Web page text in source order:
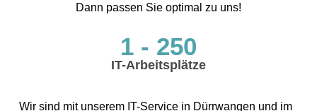
Dann passen Sie optimal zu uns!
1 - 250
IT-Arbeitsplätze
Wir sind mit unserem IT-Service in Dürrwangen und im